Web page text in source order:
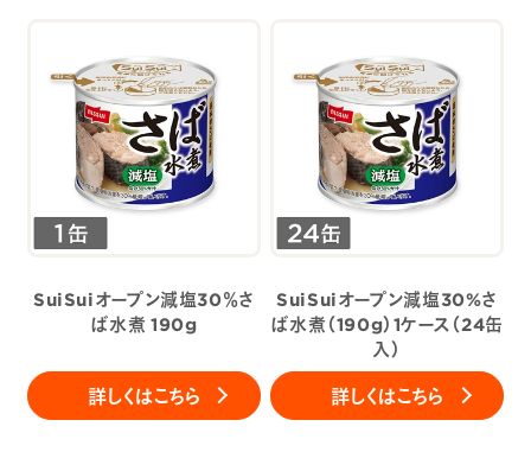
SuiSuiオープン減塩30％さ
ば水煮 190g
詳しくはこちら
SuiSuiオープン減塩30%さ
ば水煮（190g）1ケース（24缶
入）
詳しくはこちら